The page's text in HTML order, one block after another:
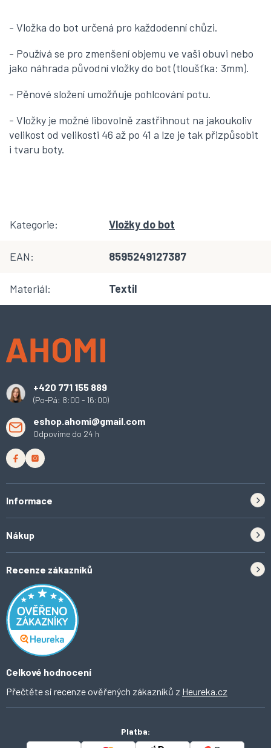
- Vložka do bot určená pro každodenní chůzi.
- Používá se pro zmenšení objemu ve vaši obuvi nebo
jako náhrada původní vložky do bot (tloušťka: 3mm).
- Pěnové složení umožňuje pohlcování potu.
- Vložky je možné libovolně zastřihnout na jakoukoliv
velikost od velikosti 46 až po 41 a lze je tak přizpůsobit
i tvaru boty.
Kategorie: Vložky do bot
EAN: 8595249127387
Materiál: Textil
+420 771 155 889
(Po-Pá: 8:00 - 16:00)
eshop.ahomi@gmail.com
Odpovíme do 24 h
Informace
Tipy do kuchyně
Inspirace a trendy
Domácí vychytávky
O Ahomi
Nákup
Odstoupení od smlouvy
Obchodní podmínky
Ochrana osobních údajů
Recenze zákazníků
Celkové hodnocení
Přečtěte si recenze ověřených zákazníků z Heureka.cz
Platba: